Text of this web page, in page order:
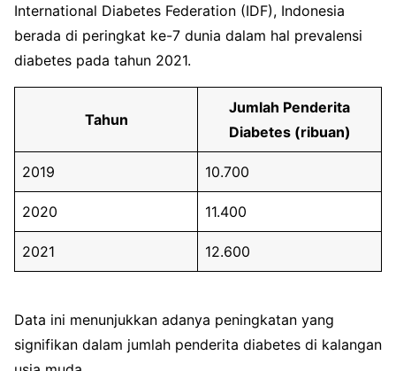
International Diabetes Federation (IDF), Indonesia
berada di peringkat ke-7 dunia dalam hal prevalensi
diabetes pada tahun 2021.
Tahun
Jumlah Penderita
Diabetes (ribuan)
2019 10.700
2020 11.400
2021 12.600
Data ini menunjukkan adanya peningkatan yang
signifikan dalam jumlah penderita diabetes di kalangan